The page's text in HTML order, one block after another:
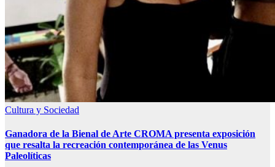
Cultura y Sociedad
Ganadora de la Bienal de Arte CROMA presenta exposición
que resalta la recreación contemporánea de las Venus
Paleolíticas